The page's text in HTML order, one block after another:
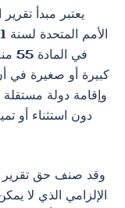
يعتبر مبدأ
كبيرة أو صغيرة في
وإقامة دولة
دون استثناء أو
وقد صنف حق تقرير
الإلزامي الذي لا